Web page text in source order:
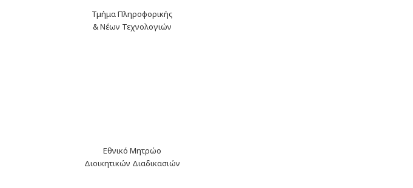
Τμήμα Πληροφορικής
& Νέων Τεχνολογιών
Εθνικό Μητρώο
Διοικητικών Διαδικασιών